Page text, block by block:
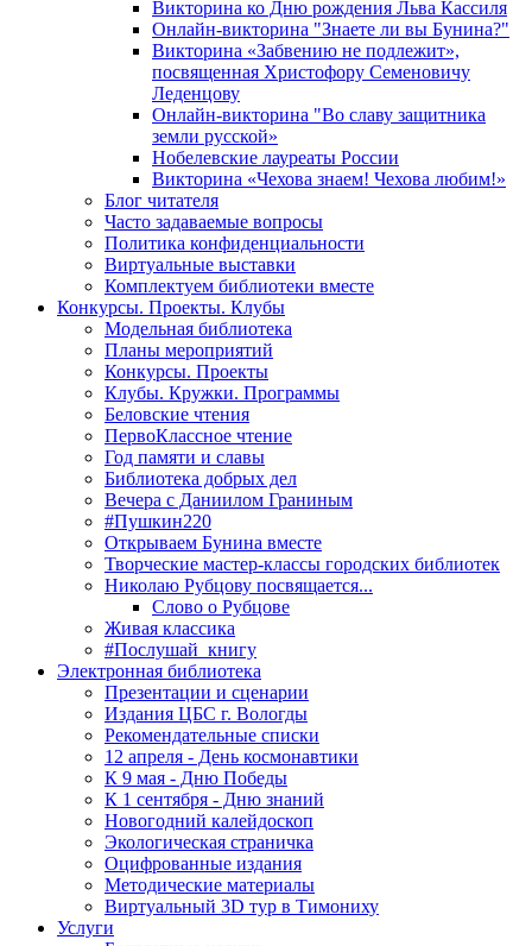
Викторина ко Дню рождения Льва Кассиля
Онлайн-викторина "Знаете ли вы Бунина?"
Викторина «Забвению не подлежит»,
посвященная Христофору Семеновичу
Леденцову
Онлайн-викторина "Во славу защитника
земли русской»
Нобелевские лауреаты России
Викторина «Чехова знаем! Чехова любим!»
Блог читателя
Часто задаваемые вопросы
Политика конфиденциальности
Виртуальные выставки
Комплектуем библиотеки вместе
Конкурсы. Проекты. Клубы
Модельная библиотека
Планы мероприятий
Конкурсы. Проекты
Клубы. Кружки. Программы
Беловские чтения
ПервоКлассное чтение
Год памяти и славы
Библиотека добрых дел
Вечера с Даниилом Граниным
#Пушкин220
Открываем Бунина вместе
Творческие мастер-классы городских библиотек
Николаю Рубцову посвящается...
Слово о Рубцове
Живая классика
#Послушай_книгу
Электронная библиотека
Презентации и сценарии
Издания ЦБС г. Вологды
Рекомендательные списки
12 апреля - День космонавтики
К 9 мая - Дню Победы
К 1 сентября - Дню знаний
Новогодний калейдоскоп
Экологическая страничка
Оцифрованные издания
Методические материалы
Виртуальный 3D тур в Тимониху
Услуги